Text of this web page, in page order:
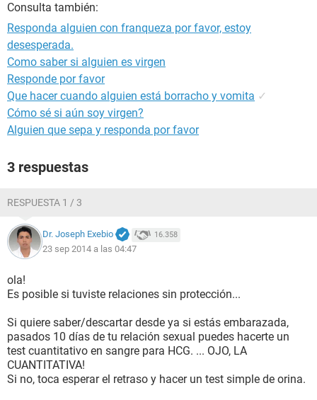
Consulta también:
Responda alguien con franqueza por favor, estoy
desesperada.
Como saber si alguien es virgen
Responde por favor
Que hacer cuando alguien está borracho y vomita ✓
Cómo sé si aún soy virgen?
Alguien que sepa y responda por favor
3 respuestas
RESPUESTA 1 / 3
Dr. Joseph Exebio 16.358
23 sep 2014 a las 04:47
ola!
Es posible si tuviste relaciones sin protección...
Si quiere saber/descartar desde ya si estás embarazada,
pasados 10 días de tu relación sexual puedes hacerte un
test cuantitativo en sangre para HCG. ... OJO, LA
CUANTITATIVA!
Si no, toca esperar el retraso y hacer un test simple de orina.